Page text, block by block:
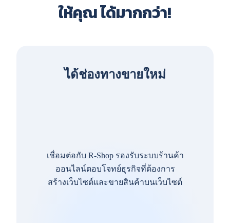
ให้คุณ ได้มากกว่า!
ได้ช่องทางขายใหม่
เชื่อมต่อกับ R-Shop รองรับระบบร้านค้า
ออนไลน์ตอบโจทย์ธุรกิจที่ต้องการ
สร้างเว็บไซต์และขายสินค้าบนเว็บไซต์